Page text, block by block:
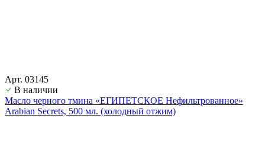
Арт. 03145
В наличии
Масло черного тмина «ЕГИПЕТСКОЕ Нефильтрованное»
Arabian Secrets, 500 мл. (холодный отжим)